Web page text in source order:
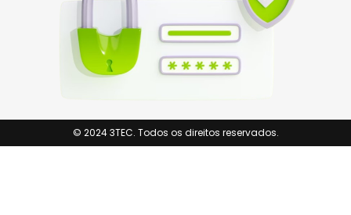
© 2024 3TEC. Todos os direitos reservados.